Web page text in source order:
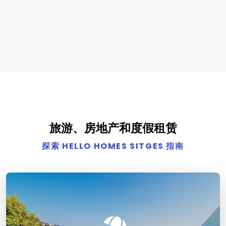
旅游、房地产和度假租赁
探索 HELLO HOMES SITGES 指南